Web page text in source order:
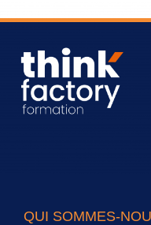
QUI SOMMES-